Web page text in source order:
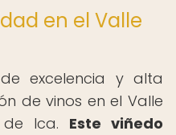
en el Valle
excelencia y alta
de vinos en el Valle
Ica. Este viñedo